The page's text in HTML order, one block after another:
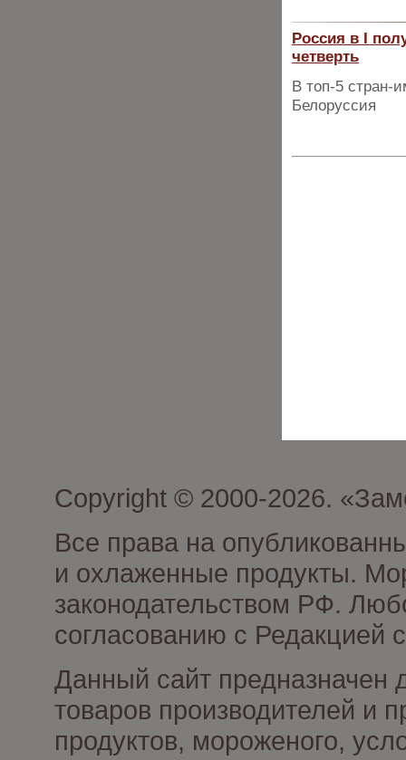
Россия в I
четверть
В топ-5 стран-
Белоруссия
Copyright © 2000-2026.
Все права на
и охлаженные продукты.
законодательством РФ.
согласованию с Редакцией
Данный сайт предназначен
товаров производителей и
продуктов, мороженого,